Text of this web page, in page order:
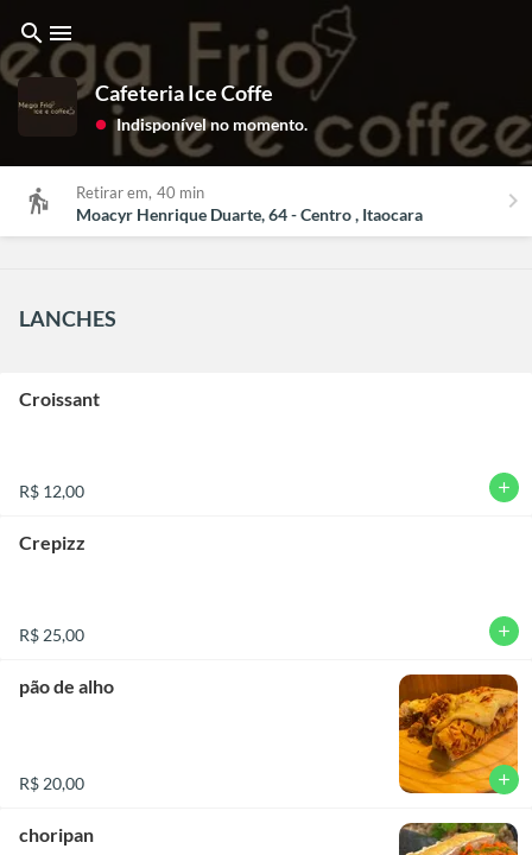
search menu
Cafeteria Ice Coffe
lens Indisponível no momento.
Retirar em, 40 min
Moacyr Henrique Duarte, 64 - Centro , Itaocara keyboard_arrow_right
LANCHES
Croissant
R$ 12,00 add
Crepizz
R$ 25,00 add
pão de alho
R$ 20,00 add
choripan